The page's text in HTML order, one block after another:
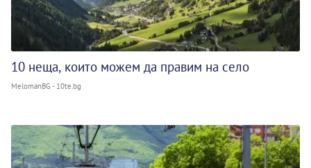
10 неща, които можем да правим на село
MelomanBG - 10te.bg